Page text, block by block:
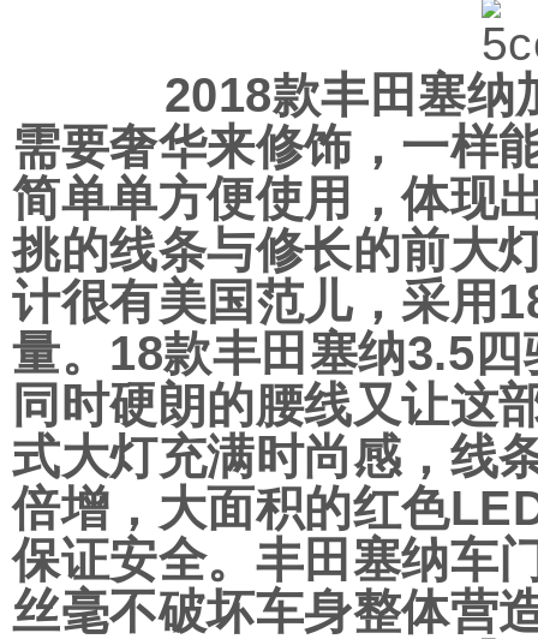
2018款丰田塞纳加
需要奢华来修饰，一样
简单单方便使用，体现
挑的线条与修长的前大
计很有美国范儿，采用
量。18款丰田塞纳3.5
同时硬朗的腰线又让这
式大灯充满时尚感，线
倍增，大面积的红色
保证安全。丰田塞纳车
丝毫不破坏车身整体营